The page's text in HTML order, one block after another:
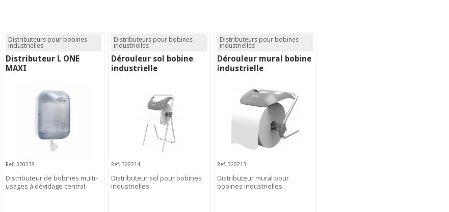
Distributeurs pour bobines
industrielles
Distributeur L ONE
MAXI
Ref. 320238
Distributeur de bobines multi-
usages à dévidage central
Distributeurs pour bobines
industrielles
Dérouleur sol bobine
industrielle
Ref. 320214
Distributeur sol pour bobines
industrielles.
Distributeurs pour bobines
industrielles
Dérouleur mural bobine
industrielle
Ref. 320213
Distributeur mural pour
bobines industrielles.